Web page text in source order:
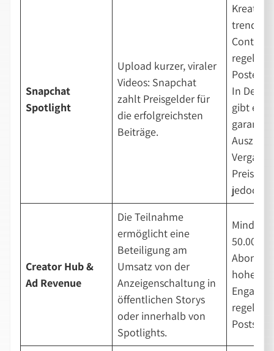
Snapchat
Spotlight
Upload kurzer, viraler
Videos: Snapchat
zahlt Preisgelder für
die erfolgreichsten
Beiträge.
trendiger
Content,
Posten.
In
gibt es
Vergabe
jedoch
Creator Hub &
Ad Revenue
Die Teilnahme
ermöglicht eine
Beteiligung am
Umsatz von der
Anzeigenschaltung in
öffentlichen Storys
oder innerhalb von
Spotlights.
50.000
hohe
Posts.